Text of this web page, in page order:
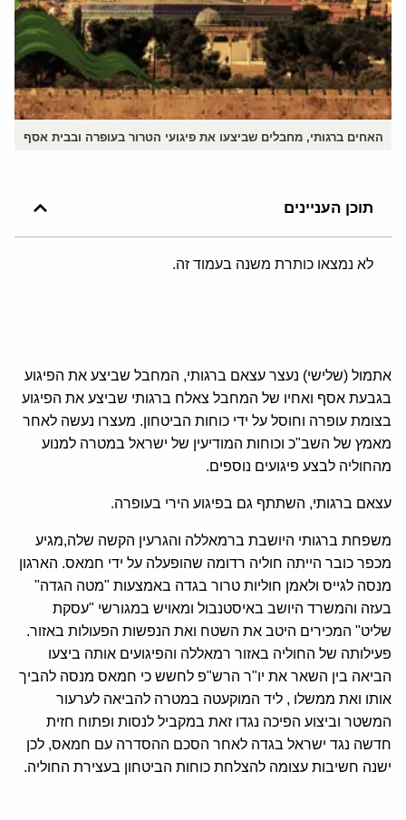
האחים ברגותי, מחבלים שביצעו את פיגועי הטרור בעופרה ובבית אסף
תוכן העניינים
לא נמצאו כותרת משנה בעמוד זה.
אתמול (שלישי) נעצר עצאם ברגותי, המחבל שביצע את הפיגוע
בגבעת אסף ואחיו של המחבל צאלח ברגותי שביצע את הפיגוע
בצומת עופרה וחוסל על ידי כוחות הביטחון. מעצרו נעשה לאחר
מאמץ של השב"כ וכוחות המודיעין של ישראל במטרה למנוע
מהחוליה לבצע פיגועים נוספים.
עצאם ברגותי, השתתף גם בפיגוע הירי בעופרה.
משפחת ברגותי היושבת ברמאללה והגרעין הקשה שלה,מגיע
מכפר כובר הייתה חוליה רדומה שהופעלה על ידי חמאס. הארגון
מנסה לגייס ולאמן חוליות טרור בגדה באמצעות "מטה הגדה"
בעזה והמשרד היושב באיסטנבול ומאויש במגורשי "עסקת
שליט" המכירים היטב את השטח ואת הנפשות הפעולות באזור.
פעילותה של החוליה באזור רמאללה והפיגועים אותה ביצעו
הביאה בין השאר את יו"ר הרש"פ לחשש כי חמאס מנסה להביך
אותו ואת ממשלו , ליד המוקעטה במטרה להביאה לערעור
המשטר וביצוע הפיכה נגדו זאת במקביל לנסות ופתוח חזית
חדשה נגד ישראל בגדה לאחר הסכם ההסדרה עם חמאס, לכן
ישנה חשיבות עצומה להצלחת כוחות הביטחון בעצירת החוליה.